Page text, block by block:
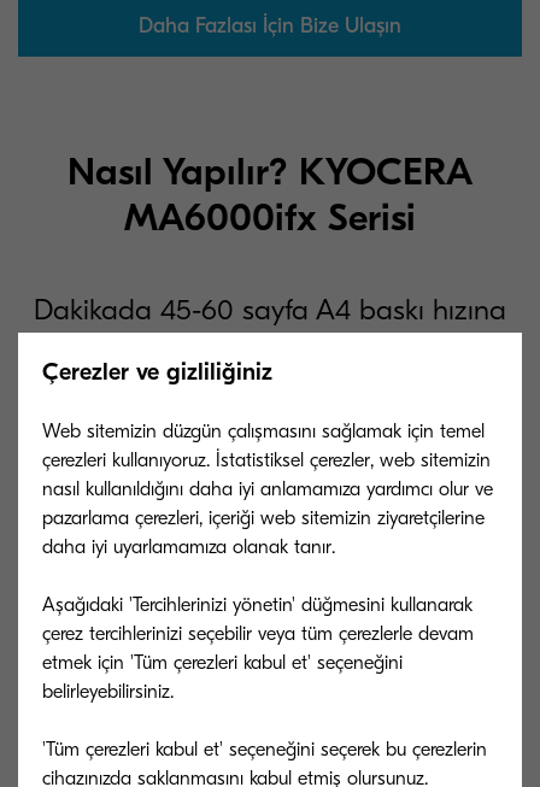
Daha Fazlası İçin Bize Ulaşın
Nasıl Yapılır? KYOCERA
MA6000ifx Serisi
Dakikada 45-60 sayfa A4 baskı hızına
sahip ECOSYS MA6000x Serisi siyah
beyaz çok fonksiyonlu yazıcılarımız,
kompakt yapısıyla kalite ve güvenilirlik
sunar. Ürünler hakkındaki faydalı
videoları izleyin.
Çerezler ve gizliliğiniz
Web sitemizin düzgün çalışmasını sağlamak için temel
çerezleri kullanıyoruz. İstatistiksel çerezler, web sitemizin
nasıl kullanıldığını daha iyi anlamamıza yardımcı olur ve
pazarlama çerezleri, içeriği web sitemizin ziyaretçilerine
daha iyi uyarlamamıza olanak tanır.
Aşağıdaki 'Tercihlerinizi yönetin' düğmesini kullanarak
çerez tercihlerinizi seçebilir veya tüm çerezlerle devam
etmek için 'Tüm çerezleri kabul et' seçeneğini
belirleyebilirsiniz.
'Tüm çerezleri kabul et' seçeneğini seçerek bu çerezlerin
cihazınızda saklanmasını kabul etmiş olursunuz.